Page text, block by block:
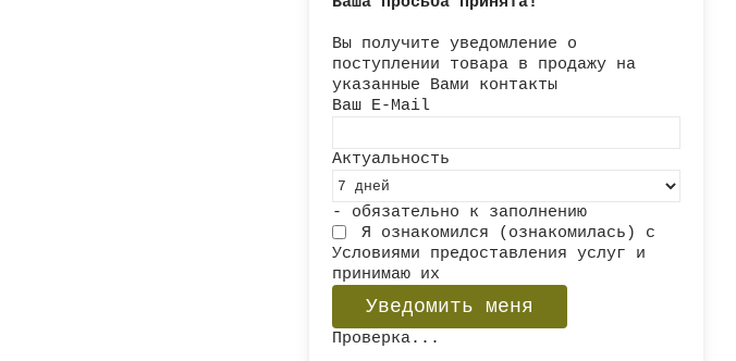
Вы получите уведомление о
поступлении товара в продажу на
указанные Вами контакты
Ваш E-Mail
Актуальность
- обязательно к заполнению
Я ознакомился (ознакомилась) с
Условиями предоставления услуг и
принимаю их
Проверка...